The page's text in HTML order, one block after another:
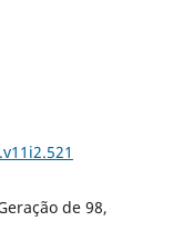
de 98,